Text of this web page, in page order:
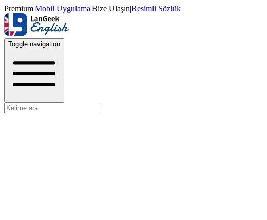
Premium|Mobil Uygulama|Bize Ulaşın|Resimli Sözlük
Toggle navigation